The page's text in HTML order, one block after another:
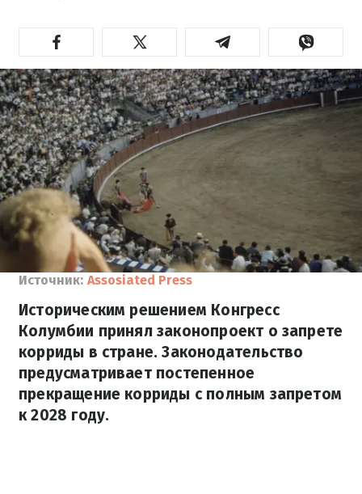
Источник: Assosiated Press
Историческим решением Конгресс
Колумбии принял законопроект о запрете
корриды в стране. Законодательство
предусматривает постепенное
прекращение корриды с полным запретом
к 2028 году.